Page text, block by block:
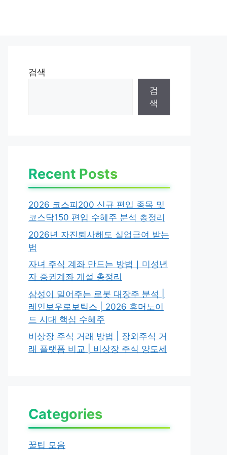
검색
검
색
Recent Posts
2026 코스피200 신규 편입 종목 및
코스닥150 편입 수혜주 분석 총정리
2026년 자진퇴사해도 실업급여 받는
법
자녀 주식 계좌 만드는 방법｜미성년
자 증권계좌 개설 총정리
삼성이 밀어주는 로봇 대장주 분석 |
레인보우로보틱스 | 2026 휴머노이
드 시대 핵심 수혜주
비상장 주식 거래 방법 | 장외주식 거
래 플랫폼 비교 | 비상장 주식 양도세
Categories
꿀팁 모음